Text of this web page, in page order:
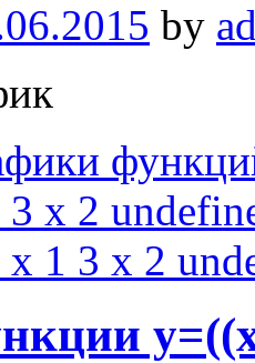
by
3 x 2
x 1 3 x 2